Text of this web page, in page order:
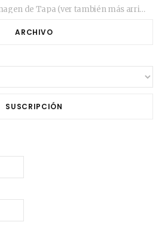
La imagen de Tapa (ver también más arriba) fue compuesta en estos días de febrero…
ARCHIVO
SUSCRIPCIÓN